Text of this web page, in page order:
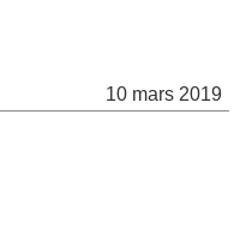
10 mars 2019